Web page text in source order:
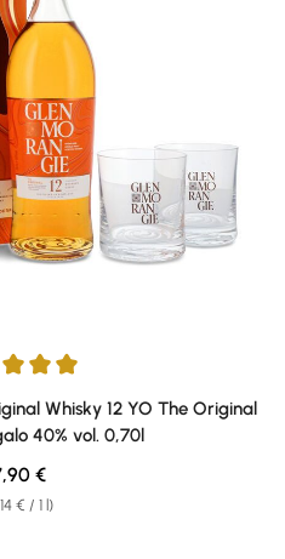
Whisky 12 YO The Original
40% vol. 0,70l
€ / 1 l)
price:
€